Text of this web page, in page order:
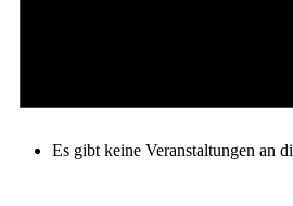
Es gibt keine Veranstaltungen an